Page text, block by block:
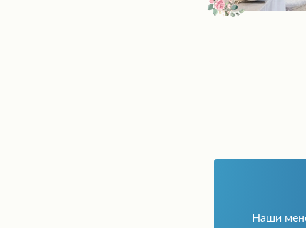
Наши